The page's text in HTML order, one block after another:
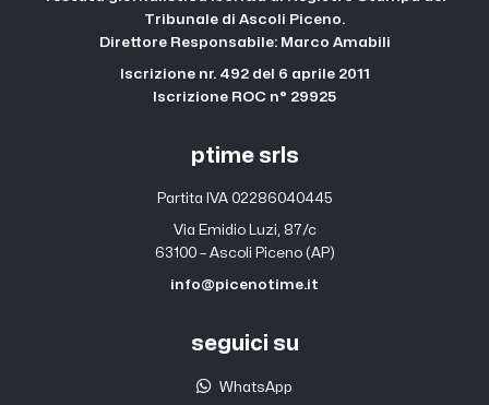
Tribunale di Ascoli Piceno.
Direttore Responsabile: Marco Amabili
Iscrizione nr. 492 del 6 aprile 2011
Iscrizione ROC n° 29925
ptime srls
Partita IVA 02286040445
Via Emidio Luzi, 87/c
63100 – Ascoli Piceno (AP)
info@picenotime.it
seguici su
WhatsApp